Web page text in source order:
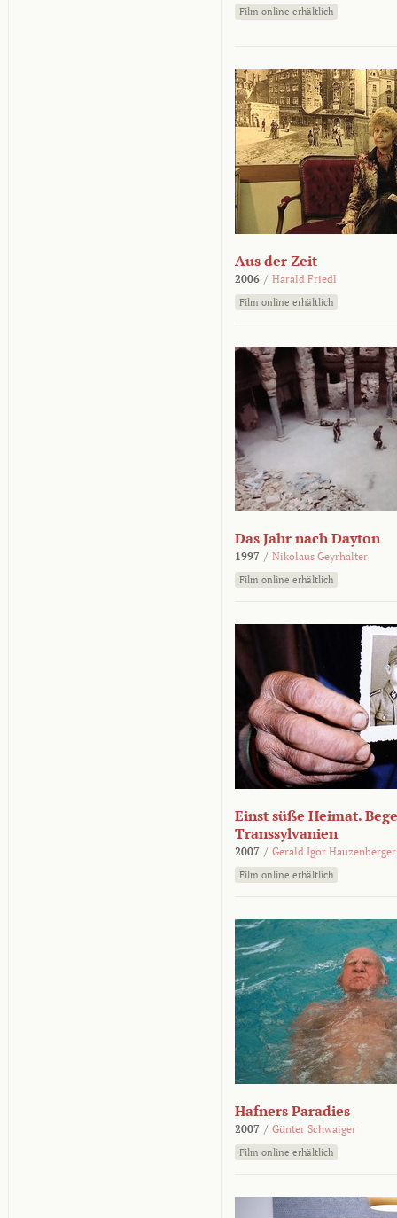
Film online erhältlich
Aus der Zeit
2006 / Harald Friedl
Film online erhältlich
Das Jahr nach Dayton
1997 / Nikolaus Geyrhalter
Film online erhältlich
Einst süße Heimat.
Transsylvanien
2007 / Gerald Igor Hauzenberger
Film online erhältlich
Hafners Paradies
2007 / Günter Schwaiger
Film online erhältlich